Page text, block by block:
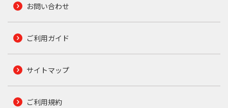
お問い合わせ
ご利用ガイド
サイトマップ
ご利用規約